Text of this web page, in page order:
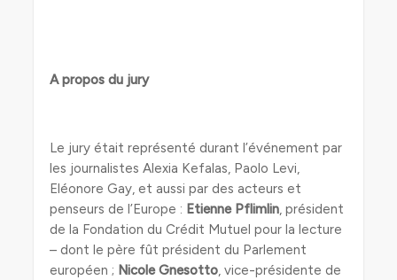
A propos du jury
Le jury était représenté durant l’événement par
les journalistes Alexia Kefalas, Paolo Levi,
Eléonore Gay, et aussi par des acteurs et
penseurs de l’Europe : Etienne Pflimlin, président
de la Fondation du Crédit Mutuel pour la lecture
– dont le père fût président du Parlement
européen ; Nicole Gnesotto, vice-présidente de